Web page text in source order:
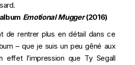
Emotional Mugger(2016)
de rentrer plus en détail dans ce
– que je suis un peu gêné aux
effet l’impression que Ty Segall